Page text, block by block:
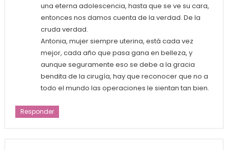
una eterna adolescencia, hasta que se ve su cara,
entonces nos damos cuenta de la verdad. De la
cruda verdad.
Antonia, mujer siempre uterina, está cada vez
mejor, cada año que pasa gana en belleza, y
aunque seguramente eso se debe a la gracia
bendita de la cirugía, hay que reconocer que no a
todo el mundo las operaciones le sientan tan bien.
Responder